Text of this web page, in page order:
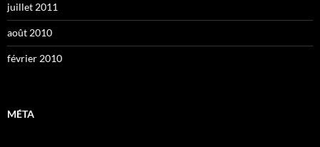
juillet 2011
août 2010
février 2010
MÉTA